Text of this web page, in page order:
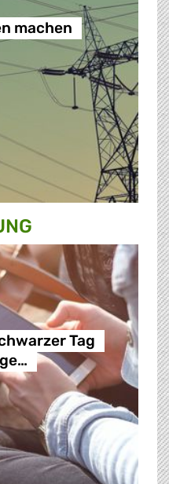
machen
Tag